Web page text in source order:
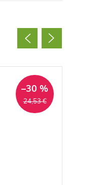
24,53 €
–30 %